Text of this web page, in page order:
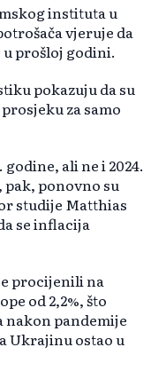
instituta u
vjeruje da
prošloj godini.
pokazuju da su
za samo
godine, ali ne i 2024.
ponovno su
studije Matthias
se inflacija
procijenili na
od 2,2%, što
nakon pandemije
Ukrajinu ostao u